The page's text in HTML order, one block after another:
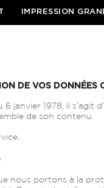
IMPRESSION
DE VOS DONNÉES
janvier 1978, il s’agit
de son contenu.
nous portons à la